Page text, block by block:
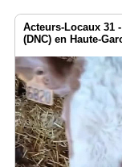
Acteurs-Locaux 31
(DNC) en Haute-